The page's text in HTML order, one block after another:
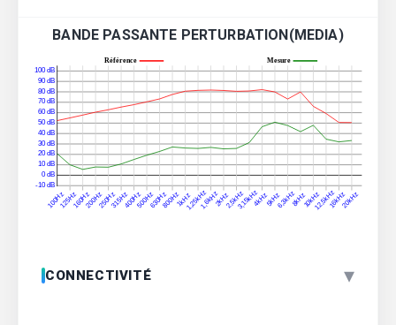
BANDE PASSANTE PERTURBATION(MEDIA)
CONNECTIVITÉ ▾